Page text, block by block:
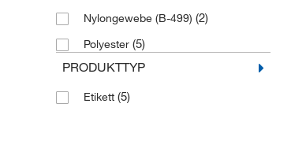
Nylongewebe (B-499) (2)
Polyester (5)
PRODUKTTYP
Etikett (5)